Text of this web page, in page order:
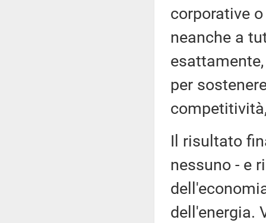
corporative
neanche a
per
Il risultato
nessuno - e
dell'energia.